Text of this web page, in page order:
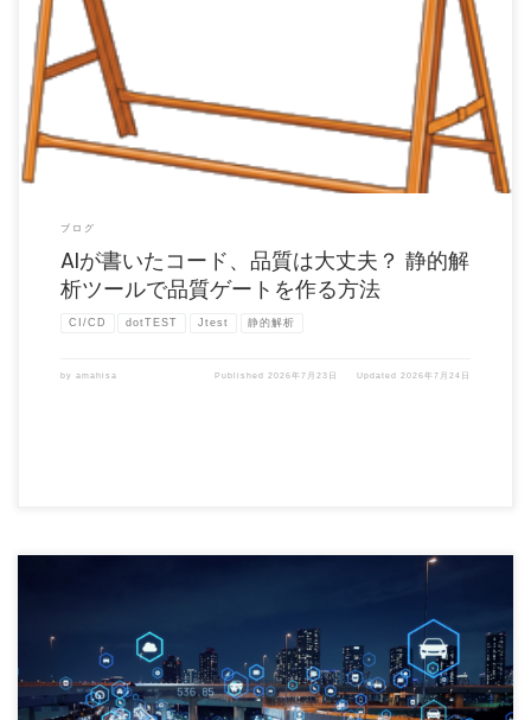
生成AIによる開発スタイルの変化 生成AIを使ったコーディングはこの数年で急速に普
及しました。かつて […]
ブログ
AIが書いたコード、品質は大丈夫？ 静的解
析ツールで品質ゲートを作る方法
CI/CD dotTEST Jtest 静的解析
by amahisa Published 2026年7月23日 Updated 2026年7月24日
dotTEST のバージョン2024.xおよび2025.xのモジュールにてCVE対応版を再リリー